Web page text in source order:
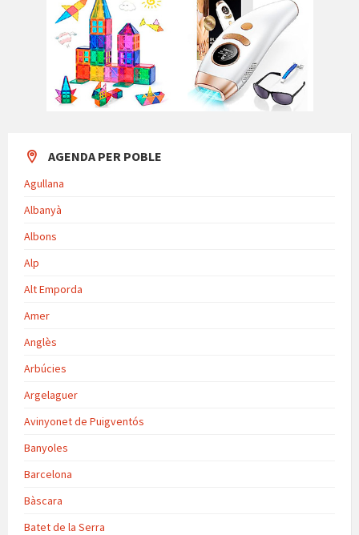
AGENDA PER POBLE
Agullana
Albanyà
Albons
Alp
Alt Emporda
Amer
Anglès
Arbúcies
Argelaguer
Avinyonet de Puigventós
Banyoles
Barcelona
Bàscara
Batet de la Serra